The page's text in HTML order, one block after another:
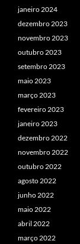
janeiro 2024
dezembro 2023
novembro 2023
outubro 2023
setembro 2023
maio 2023
março 2023
fevereiro 2023
janeiro 2023
dezembro 2022
novembro 2022
outubro 2022
agosto 2022
junho 2022
maio 2022
abril 2022
março 2022